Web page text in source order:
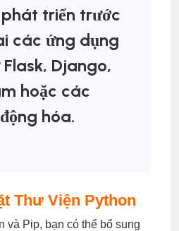
triển trước
các ứng dụng
Django,
hoặc các
hóa.
Thư Viện Python
và Pip, bạn có thể bổ sung